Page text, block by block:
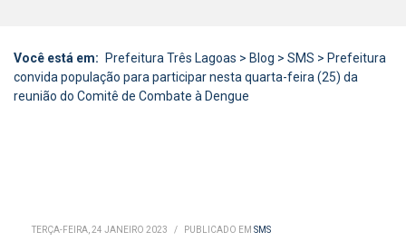
Você está em: Prefeitura Três Lagoas > Blog > SMS > Prefeitura
convida população para participar nesta quarta-feira (25) da
reunião do Comitê de Combate à Dengue
TERÇA-FEIRA, 24 JANEIRO 2023 / PUBLICADO EM SMS